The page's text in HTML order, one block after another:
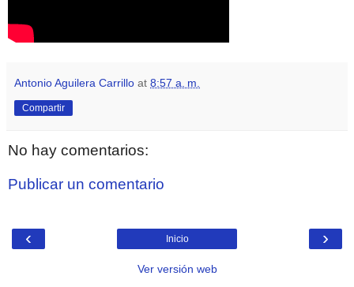
Antonio Aguilera Carrillo at 8:57 a. m.
Compartir
No hay comentarios:
Publicar un comentario
‹ ›
Inicio
Ver versión web